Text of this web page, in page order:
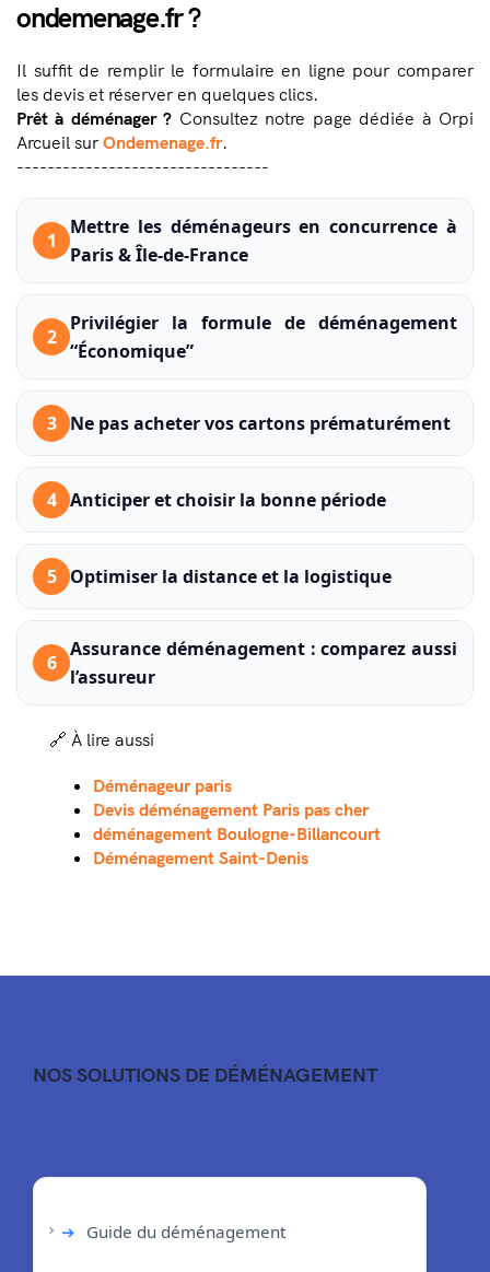
ondemenage.fr ?
Il suffit de remplir le formulaire en ligne pour comparer
les devis et réserver en quelques clics.
Prêt à déménager ? Consultez notre page dédiée à Orpi
Arcueil sur Ondemenage.fr.
---------------------------------
1
Mettre les déménageurs en concurrence à
Paris & Île-de-France
2
Privilégier la formule de déménagement
“Économique”
3 Ne pas acheter vos cartons prématurément
4 Anticiper et choisir la bonne période
5 Optimiser la distance et la logistique
6
Assurance déménagement : comparez aussi
l’assureur
🔗 À lire aussi
Déménageur paris
Devis déménagement Paris pas cher
déménagement Boulogne-Billancourt
Déménagement Saint-Denis
NOS SOLUTIONS DE DÉMÉNAGEMENT
➔ Guide du déménagement